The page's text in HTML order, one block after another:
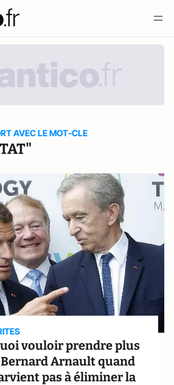
AVEC LE MOT-CLE
vouloir prendre plus
Bernard Arnault quand
pas à éliminer la